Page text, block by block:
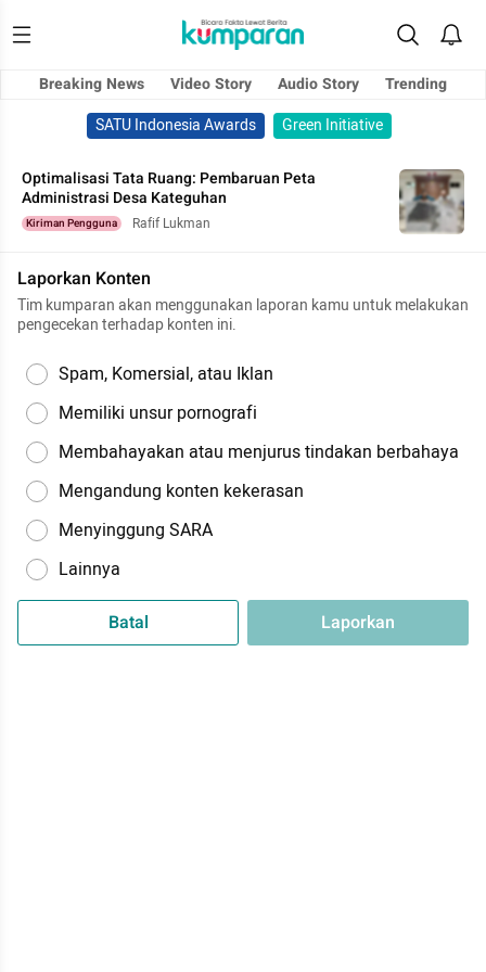
Breaking News Video Story Audio Story
Trending
SATU Indonesia Awards
Green Initiative
Optimalisasi Tata Ruang: Pembaruan Peta
Administrasi Desa Kateguhan
Kiriman Pengguna Rafif Lukman
Laporkan Konten
Tim kumparan akan menggunakan laporan kamu untuk melakukan
pengecekan terhadap konten ini.
Spam, Komersial, atau Iklan
Memiliki unsur pornografi
Membahayakan atau menjurus tindakan berbahaya
Mengandung konten kekerasan
Menyinggung SARA
Lainnya
Batal Laporkan